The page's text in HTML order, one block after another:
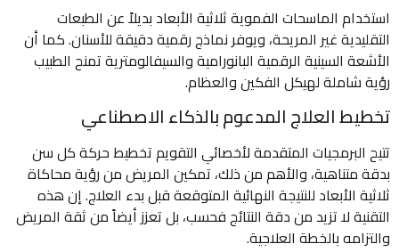
استخدام الماسحات الفموية ثلاثية الأبعاد بديلاً عن الطبعات
التقليدية غير المريحة، ويوفر نماذج رقمية دقيقة للأسنان. كما أن
الأشعة السينية الرقمية البانورامية والسيفالومترية تمنح الطبيب
رؤية شاملة لهيكل الفكين والعظام.
تخطيط العلاج المدعوم بالذكاء الاصطناعي
تتيح البرمجيات المتقدمة لأخصائي التقويم تخطيط حركة كل سن
بدقة متناهية، والأهم من ذلك، تمكين المريض من رؤية محاكاة
ثلاثية الأبعاد للنتيجة النهائية المتوقعة قبل بدء العلاج. إن هذه
التقنية لا تزيد من دقة النتائج فحسب، بل تعزز أيضاً من ثقة المريض
والتزامه بالخطة العلاجية.